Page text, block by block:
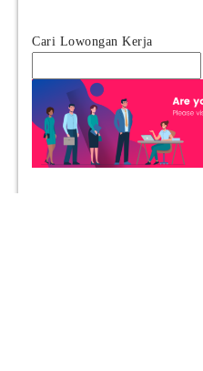
Cari Lowongan Kerja